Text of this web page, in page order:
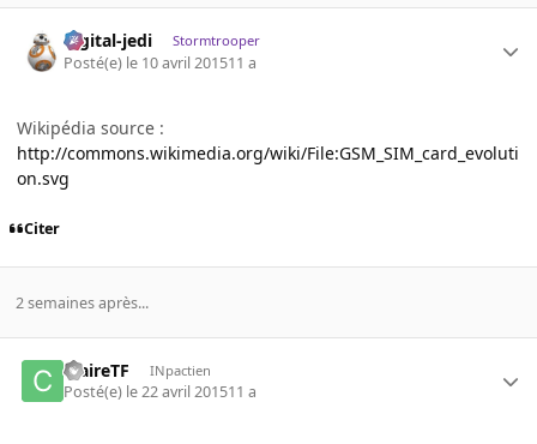
digital-jedi Stormtrooper
Posté(e) le 10 avril 201511 a
Wikipédia source :
http://commons.wikimedia.org/wiki/File:GSM_SIM_card_evoluti
on.svg
Citer
2 semaines après...
ClaireTF INpactien
Posté(e) le 22 avril 201511 a